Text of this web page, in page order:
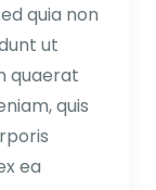
quia non
ut
quaerat
quis
ea